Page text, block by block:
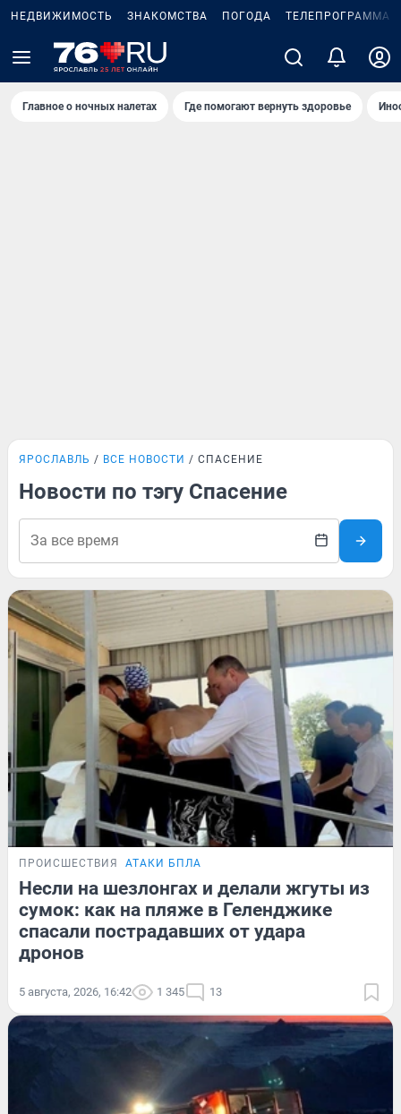
НЕДВИЖИМОСТЬ ЗНАКОМСТВА ПОГОДА ТЕЛЕПРОГРАММА
Главное о ночных налетах Где помогают вернуть здоровье
ЯРОСЛАВЛЬ ВСЕ НОВОСТИ СПАСЕНИЕ
Новости по тэгу Спасение
ПРОИСШЕСТВИЯ АТАКИ БПЛА
Несли на шезлонгах и делали жгуты из
сумок: как на пляже в Геленджике
спасали пострадавших от удара
дронов
5 августа, 2026, 16:42 1 345 13